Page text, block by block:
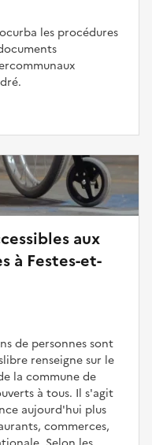
les procédures
aux
à Festes-et-
de personnes sont
renseigne sur le
la commune de
à tous. Il s'agit
aujourd'hui plus
commerces,